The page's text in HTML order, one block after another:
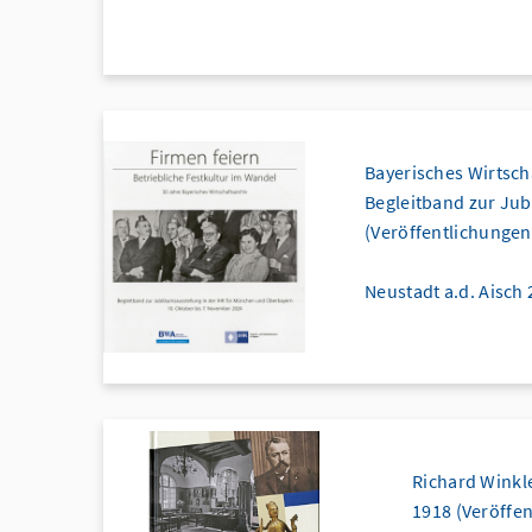
Bayerisches
Begleitband zur
Neustadt a.d. Aisch
Richard
1918